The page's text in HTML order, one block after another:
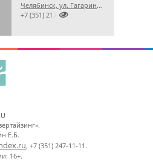
Челябинск, ул. Гагарина, 5 А

+7 (351) 2173679
Е.Б.
, +7 (351) 247-11-11.
16+.